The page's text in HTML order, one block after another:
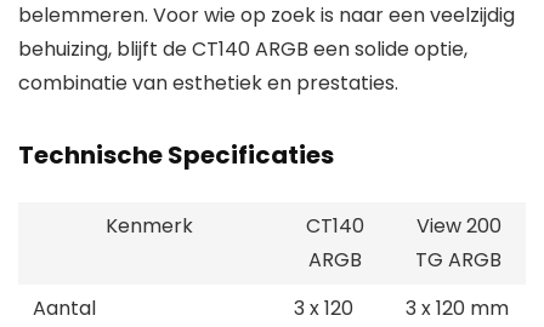
belemmeren. Voor wie op zoek is naar een veelzijdig
behuizing, blijft de CT140 ARGB een solide optie,
combinatie van esthetiek en prestaties.
Technische Specificaties
Kenmerk
CT140
ARGB
View 200
TG ARGB
Aantal
3 x 120
3 x 120 mm